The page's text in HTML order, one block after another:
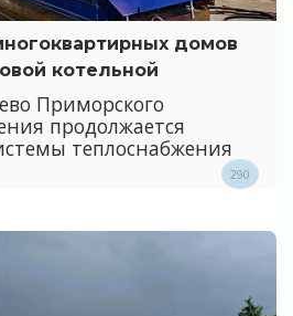
домов
котельной
Приморского
продолжается
теплоснабжения
290